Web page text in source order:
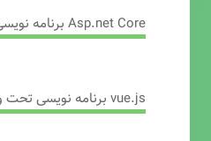
Asp.net Core برنامه نویسی تحت وب بک اند
vue.js برنامه نویسی تحت وب فرانت اند